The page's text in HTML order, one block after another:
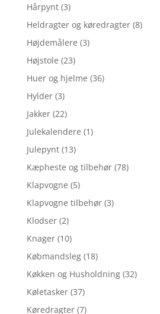
Hårpynt (3)
Heldragter og køredragter (8)
Højdemålere (3)
Højstole (23)
Huer og hjelme (36)
Hylder (3)
Jakker (22)
Julekalendere (1)
Julepynt (13)
Kæpheste og tilbehør (78)
Klapvogne (5)
Klapvogne tilbehør (3)
Klodser (2)
Knager (10)
Købmandsleg (18)
Køkken og Husholdning (32)
Køletasker (37)
Køredragter (7)